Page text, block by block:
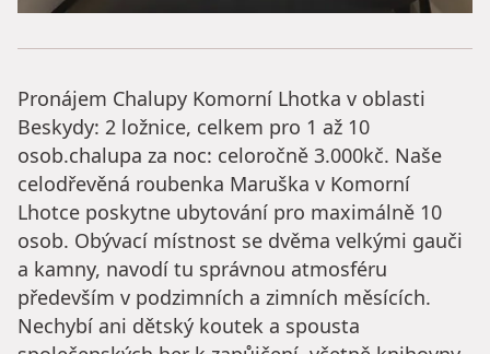
Pronájem Chalupy Komorní Lhotka v oblasti
Beskydy: 2 ložnice, celkem pro 1 až 10
osob.chalupa za noc: celoročně 3.000kč. Naše
celodřevěná roubenka Maruška v Komorní
Lhotce poskytne ubytování pro maximálně 10
osob. Obývací místnost se dvěma velkými gauči
a kamny, navodí tu správnou atmosféru
především v podzimních a zimních měsících.
Nechybí ani dětský koutek a spousta